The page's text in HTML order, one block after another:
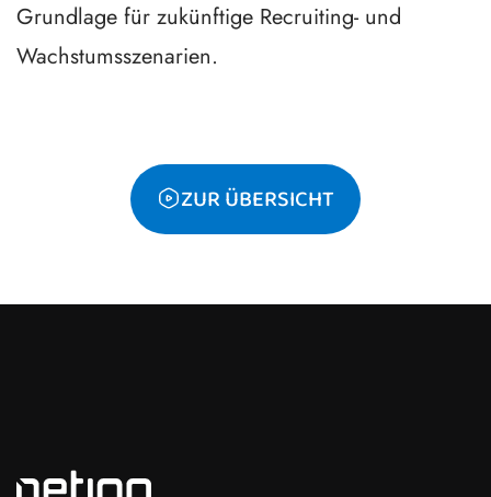
Grundlage für zukünftige Recruiting- und
Wachstumsszenarien.
ZUR ÜBERSICHT